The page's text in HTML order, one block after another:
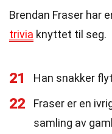
Brendan Fraser har
trivia knyttet til seg.
21 Han snakker
22
Fraser er en
samling av